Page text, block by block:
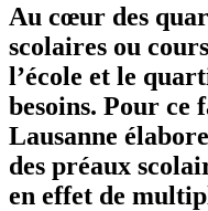
Au cœur des
scolaires ou
l’école et le
besoins. Pour ce
Lausanne
des préaux
en effet de